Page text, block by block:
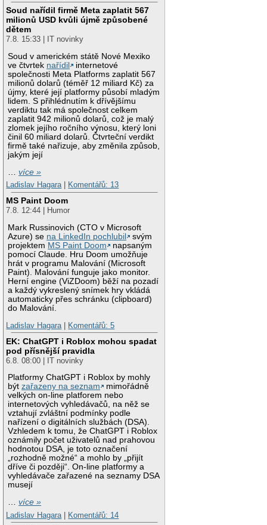
Soud nařídil firmě Meta zaplatit 567
milionů USD kvůli újmě způsobené
dětem
7.8. 15:33 | IT novinky
Soud v americkém státě Nové Mexiko
ve čtvrtek nařídil
internetové
společnosti Meta Platforms zaplatit 567
milionů dolarů (téměř 12 miliard Kč) za
újmy, které její platformy působí mladým
lidem. S přihlédnutím k dřívějšímu
verdiktu tak má společnost celkem
zaplatit 942 milionů dolarů, což je malý
zlomek jejího ročního výnosu, který loni
činil 60 miliard dolarů. Čtvrteční verdikt
firmě také nařizuje, aby změnila způsob,
jakým její
…více »
Ladislav Hagara| Komentářů: 13
MS Paint Doom
7.8. 12:44 | Humor
Mark Russinovich (CTO v Microsoft
Azure) se na LinkedIn pochlubil
svým
projektem MS Paint Doom
napsaným
pomocí Claude. Hru Doom umožňuje
hrát v programu Malování (Microsoft
Paint). Malování funguje jako monitor.
Herní engine (ViZDoom) běží na pozadí
a každý vykreslený snímek hry vkládá
automaticky přes schránku (clipboard)
do Malování.
Ladislav Hagara| Komentářů: 5
EK: ChatGPT i Roblox mohou spadat
pod přísnější pravidla
6.8. 08:00 | IT novinky
Platformy ChatGPT i Roblox by mohly
býtzařazeny na seznam
mimořádně
velkých on-line platforem nebo
internetových vyhledávačů, na něž se
vztahují zvláštní podmínky podle
nařízení o digitálních službách (DSA).
Vzhledem k tomu, že ChatGPT i Roblox
oznámily počet uživatelů nad prahovou
hodnotou DSA, je toto označení
„rozhodně možné“ a mohlo by „přijít
dříve či později“. On-line platformy a
vyhledávače zařazené na seznamy DSA
musejí
…více »
Ladislav Hagara | Komentářů: 14